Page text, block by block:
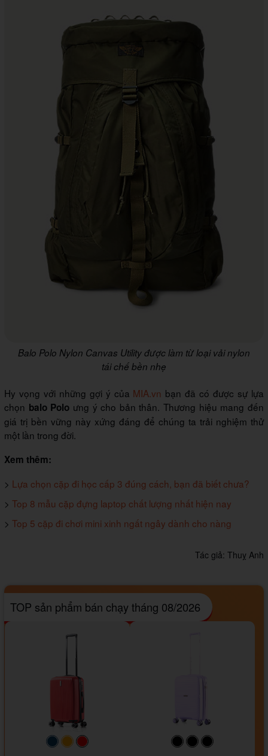
Balo Polo Nylon Canvas Utility được làm từ loại vải nylon
tái chế bền nhẹ
Hy vọng với những gợi ý của MIA.vn bạn đã có được sự lựa
chọn balo Polo ưng ý cho bản thân. Thương hiệu mang đến
giá trị bền vững này xứng đáng để chúng ta trải nghiệm thử
một lần trong đời.
Xem thêm:
> Lựa chọn cặp đi học cấp 3 đúng cách, bạn đã biết chưa?
> Top 8 mẫu cặp đựng laptop chất lượng nhất hiện nay
> Top 5 cặp đi chơi mini xinh ngất ngây dành cho nàng
Tác giả: Thuỵ Anh
TOP sản phẩm bán chạy tháng 08/2026
#093f69#ffa500 #000000#000000